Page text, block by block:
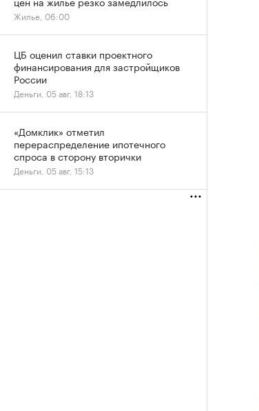
Жилье, 06:00
ЦБ оценил ставки проектного
финансирования для застройщиков
России
Деньги, 05 авг, 18:13
«Домклик» отметил
перераспределение ипотечного
спроса в сторону вторички
Деньги, 05 авг, 15:13